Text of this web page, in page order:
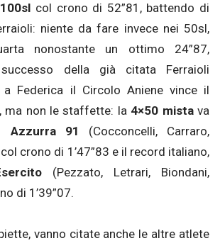
100sl col crono di 52”81, battendo di
niente da fare invece nei 50sl,
nonostante un ottimo 24”87,
della già citata Ferraioli
a Federica il Circolo Aniene vince il
ma non le staffette: la 4×50 mistava
Azzurra 91
(Cocconcelli, Carraro,
crono di 1’47”83 e il record italiano,
(Pezzato, Letrari, Biondani,
di 1’39”07.
vanno citate anche le altre atlete